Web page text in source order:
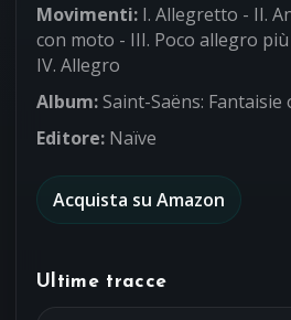
Movimenti: I. Allegretto - II.
con moto - III. Poco allegro
IV. Allegro
Album:Saint-Saëns: Fantaisie
Editore: Naïve
Acquista su Amazon
Ultime tracce